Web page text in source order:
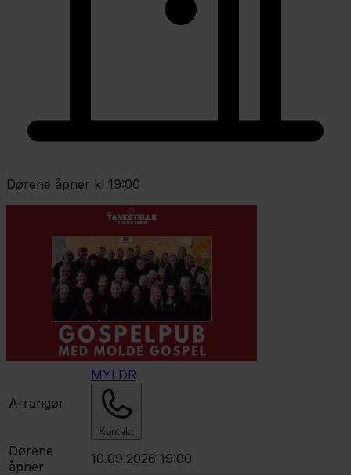
Dørene åpner kl 19:00
Arrangør
MYLDR
Kontakt
Dørene
åpner
10.09.2026 19:00